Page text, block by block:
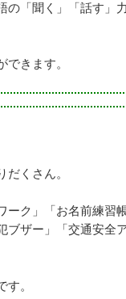
「聞く」「話す」
きます。
くさん。
ーク」「お名前練習
ブザー」「交通安全
。